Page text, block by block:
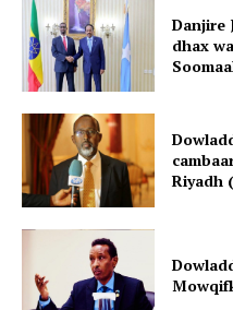
Danjire
dhax
Riyadh